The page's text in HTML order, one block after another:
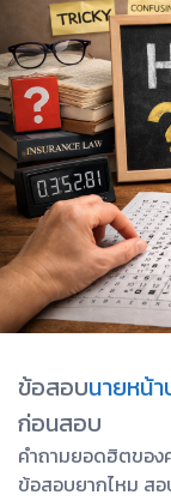
ข้อสอบนายหน้า
ก่อนสอบ
คำถามยอดฮิตของ
ข้อสอบยากไหม ส